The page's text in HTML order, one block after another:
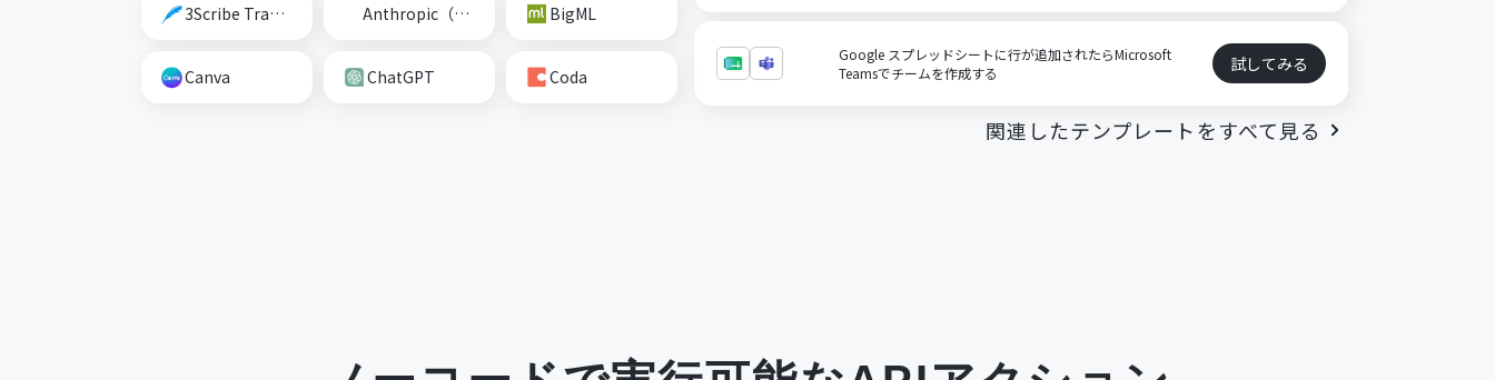
3Scribe Transcription Anthropic（Claude） BigML
Canva ChatGPT Coda
Google スプレッドシートに行が追加されたらMicrosoft
Teamsでチームを作成する
試してみる
関連したテンプレートをすべて見る